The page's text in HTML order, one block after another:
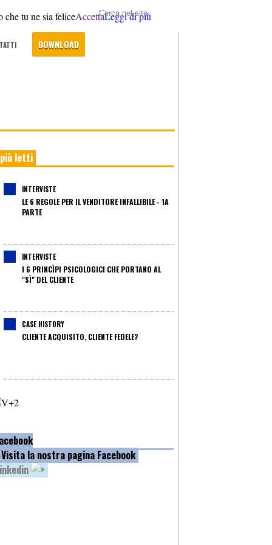
che tu ne sia feliceAccettaLeggi di più
DOWNLOAD
letti
INTERVISTE
LE 6 REGOLE PER IL VENDITORE INFALLIBILE - 1A
PARTE
INTERVISTE
I 6 PRINCÌPI PSICOLOGICI CHE PORTANO AL
"SÌ" DEL CLIENTE
CASE HISTORY
CLIENTE ACQUISITO, CLIENTE FEDELE?